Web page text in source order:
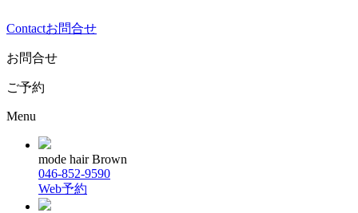
Contactお問合せ
お問合せ
ご予約
Menu
mode hair Brown
046-852-9590
Web予約